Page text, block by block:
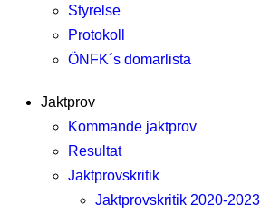
Styrelse
Protokoll
ÖNFK´s domarlista
Jaktprov
Kommande jaktprov
Resultat
Jaktprovskritik
Jaktprovskritik 2020-2023